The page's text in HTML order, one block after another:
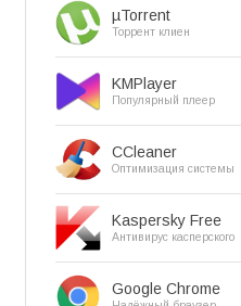
µTorrent
Торрент клиен
KMPlayer
Популярный плеер
CCleaner
Оптимизация системы
Kaspersky Free
Антивирус касперского
Google Chrome